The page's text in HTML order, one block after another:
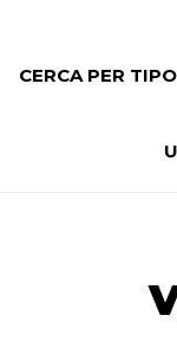
CERCA PER TIPO